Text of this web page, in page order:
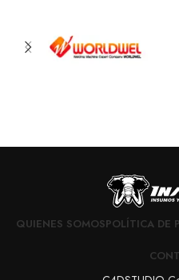
QUIENES SOMOSPOLÍTICA DE